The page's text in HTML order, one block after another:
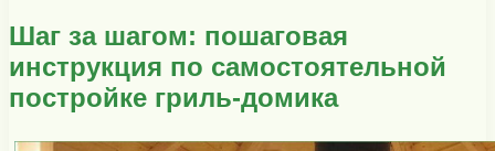
Шаг за шагом: пошаговая
инструкция по самостоятельной
постройке гриль-домика